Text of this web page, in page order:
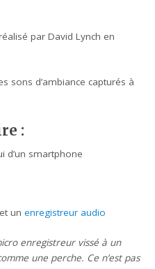
par David Lynch en
sons d’ambiance capturés à
:
d’un smartphone
un enregistreur audio
enregistreur vissé à un
une perche. Ce n’est pas